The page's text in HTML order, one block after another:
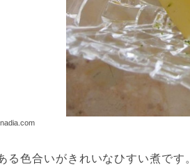
る色合いがきれいなひすい煮で